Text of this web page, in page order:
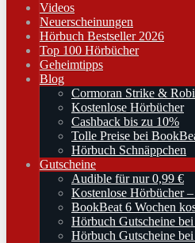
Videos
Neuerscheinungen
Hörbuch Bestseller 2026
Top 100 Hörbücher
Geheimtipps
Blog
Cormoran Strike &
Kostenlose Hörbücher
Cashback bis zu 10%
Tolle Preise bei
Hörbuch Schnäppchen
Gutscheine
Audible für nur 0,99 €
Kostenlose Hörbücher
BookBeat 6 Wochen
Hörbuch Gutscheine
Hörbuch Gutscheine